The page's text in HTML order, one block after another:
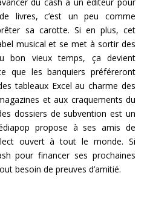
livres, c’est un peu comme
sa carotte. Si en plus, cet
musical et se met à sortir des
bon vieux temps, ça devient
que les banquiers préféreront
tableaux Excel au charme des
et aux craquements du
dossiers de subvention est un
propose à ses amis de
ouvert à tout le monde. Si
pour financer ses prochaines
besoin de preuves d’amitié.